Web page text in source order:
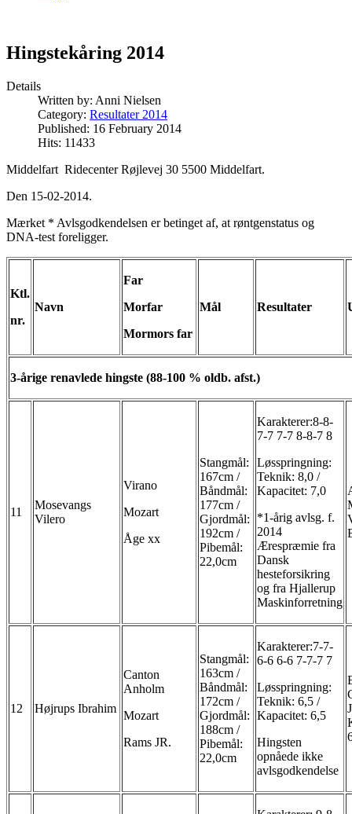
Hingstekåring 2014
Details
Written by: Anni Nielsen
Category: Resultater 2014
Published: 16 February 2014
Hits: 11433
Middelfart Ridecenter Røjlevej 30 5500 Middelfart.
Den 15-02-2014.
Mærket * Avlsgodkendelsen er betinget af, at røntgenstatus og
DNA-test foreligger.
Ktl.
nr.
Navn
Far
Morfar
Mormors far
Mål Resultater
3-årige renavlede hingste (88-100 % oldb. afst.)
11
Mosevangs
Vilero
Virano
Mozart
Åge xx
Stangmål:
167cm /
Båndmål:
177cm /
Gjordmål:
192cm /
Pibemål:
22,0cm
Karakterer:8-8-
7-7 7-7 8-8-7 8
Løsspringning:
Teknik: 8,0 /
Kapacitet: 7,0
*1-årig avlsg. f.
2014
Ærespræmie fra
Dansk
hesteforsikring
og fra Hjallerup
Maskinforretning
12 Højrups Ibrahim
Canton
Anholm
Mozart
Rams JR.
Stangmål:
163cm /
Båndmål:
172cm /
Gjordmål:
188cm /
Pibemål:
22,0cm
Karakterer:7-7-
6-6 6-6 7-7-7 7
Løsspringning:
Teknik: 6,5 /
Kapacitet: 6,5
Hingsten
opnåede ikke
avlsgodkendelse